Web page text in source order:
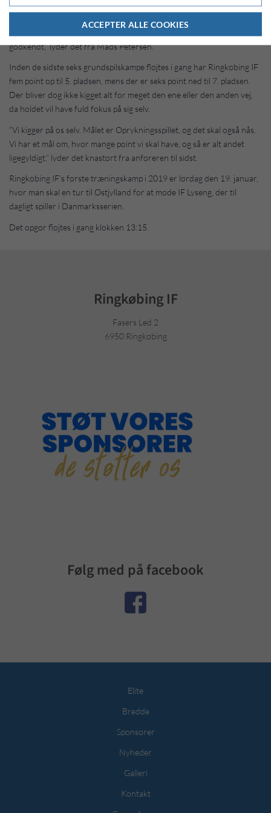
målsætning om, at vi i gennemsnit skal holdet målet rent hver tredje
godkendt,” lyder det fra Mads Petersen.
Inden de sidste seks grundspilskampe fløjtes i gang har Ringkøbing IF
fem point op til 5. pladsen, mens der er seks point ned til 7. pladsen.
Der bliver dog ikke kigget alt for meget den ene eller den anden vej,
da holdet vil have fuld fokus på sig selv.
”Vi kigger på os selv. Målet er Oprykningsspillet, og det skal også nås.
Vi har et mål om, hvor mange point vi skal have, og så er alt andet
ligegyldigt,” lyder det knastørt fra anføreren til sidst.
Ringkøbing IF’s første træningskamp i 2019 er lørdag den 19. januar,
hvor man skal en tur til Østjylland for at møde IF Lyseng, der til
dagligt spiller i Danmarksserien.
Det opgør fløjtes i gang klokken 13:15.
Ringkøbing IF
Fasers Led 2
6950 Ringkøbing
Følg med på facebook
Elite
Bredde
Sponsorer
Nyheder
Galleri
Kontakt
ACCEPTER ALLE COOKIES